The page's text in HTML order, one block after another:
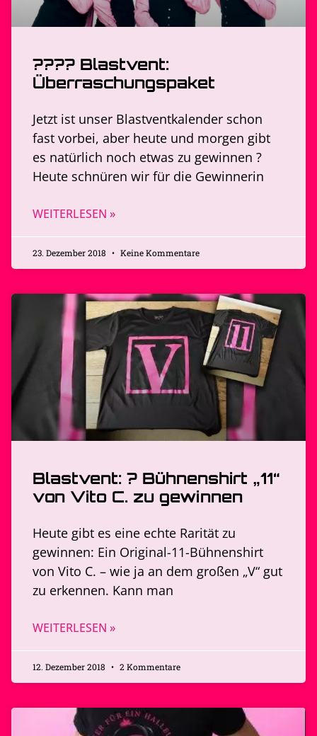
???? Blastvent:
Überraschungspaket
Jetzt ist unser Blastventkalender schon
fast vorbei, aber heute und morgen gibt
es natürlich noch etwas zu gewinnen ?
Heute schnüren wir für die Gewinnerin
WEITERLESEN »
23. Dezember 2018 Keine Kommentare
Blastvent: ? Bühnenshirt „11“
von Vito C. zu gewinnen
Heute gibt es eine echte Rarität zu
gewinnen: Ein Original-11-Bühnenshirt
von Vito C. – wie ja an dem großen „V“ gut
zu erkennen. Kann man
WEITERLESEN »
12. Dezember 2018 2 Kommentare